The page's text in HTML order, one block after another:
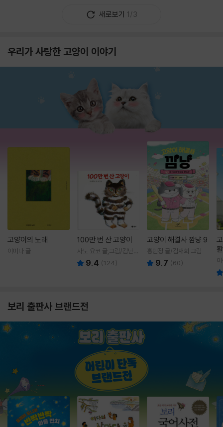
새로보기 1/3
우리가 사랑한 고양이 이야기
고양이의 노래
이미나 글
100만 번 산 고양이
사노 요코 글,그림/김난주
역 9.4 (124)
고양이 해결사 깜냥 9
홍민정 글/김재희 그림
9.7 (60)
보리 출판사 브랜드전